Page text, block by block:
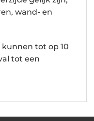
wand- en
tot op 10
tot een